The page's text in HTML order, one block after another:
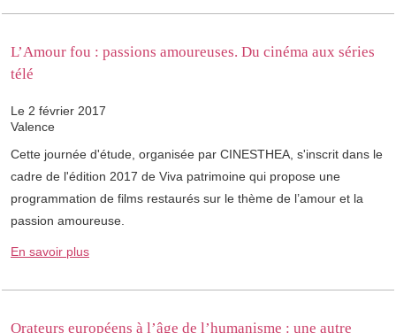
L’Amour fou : passions amoureuses. Du cinéma aux séries
télé
Le 2 février 2017
Valence
Cette journée d'étude, organisée par CINESTHEA, s'inscrit dans le
cadre de l'édition 2017 de Viva patrimoine qui propose une
programmation de films restaurés sur le thème de l’amour et la
passion amoureuse.
En savoir plus
Orateurs européens à l’âge de l’humanisme : une autre